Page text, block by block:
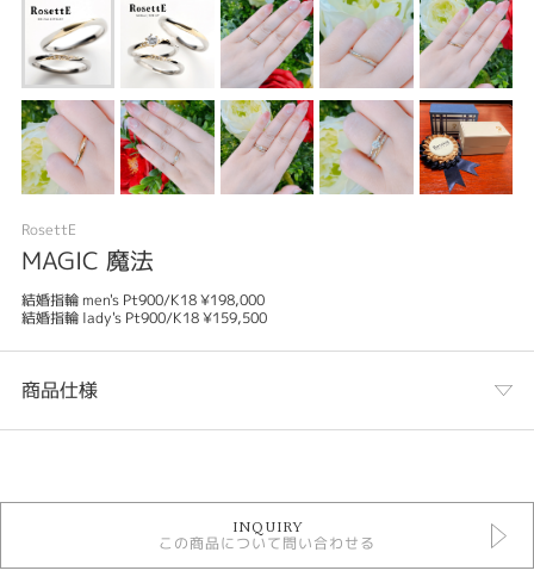
RosettE
MAGIC 魔法
結婚指輪 men's Pt900/K18 ¥198,000
結婚指輪 lady's Pt900/K18 ¥159,500
商品仕様
RosettE 結婚指輪
結婚指輪コンビネーション
結婚指輪シンプル
INQUIRY
この商品について問い合わせる